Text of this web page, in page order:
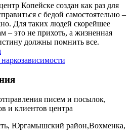
Копейске создан как раз для
с бедой самостоятельно –
Для таких людей скорейшее
– это не прихоть, а жизненная
должны помнить все.
писем и посылок,
и клиентов центра
Юргамышский район,Вохменка,